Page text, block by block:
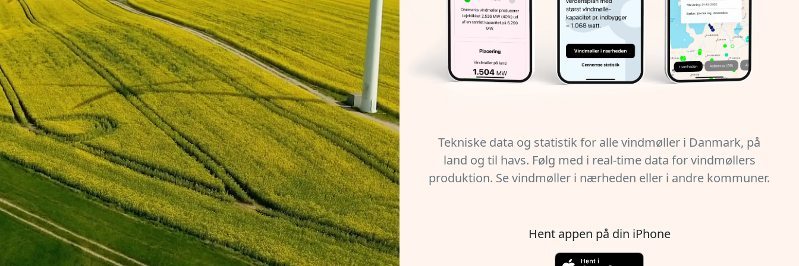
Tekniske data og statistik for alle vindmøller i Danmark, på
land og til havs. Følg med i real-time data for vindmøllers
produktion. Se vindmøller i nærheden eller i andre kommuner.
Hent appen på din iPhone